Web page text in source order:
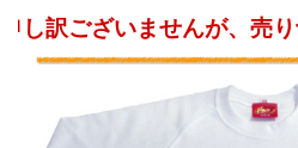
申し訳ございませんが、売